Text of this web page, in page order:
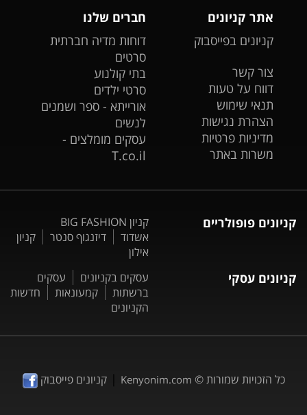
אתר קניונים
קניונים בפייסבוק
צור קשר
דווח על טעות
תנאי שימוש
הצהרת נגישות
מדיניות פרטיות
משרות באתר
חברים שלנו
דוחות מדיה חברתית
סרטים
בתי קולנוע
סרטי ילדים
אורייתא - ספר ושמנים
לנשים
עסקים מומלצים -
T.co.il
קניונים פופולריים
קניון BIG FASHION
אשדוד
דיזנגוף סנטר
קניון
אילון
קניונים עסקי עסקים בקניונים
עסקים
ברשתות
קמעונאות
חדשות
הקניונים
כל הזכויות שמורות © Kenyonim.com
|קניונים פייסבוק